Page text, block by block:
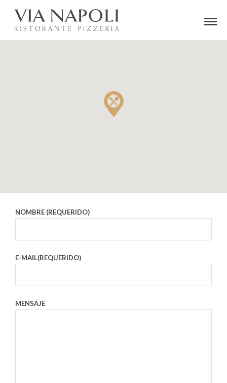
NOMBRE (REQUERIDO)
E-MAIL(REQUERIDO)
MENSAJE